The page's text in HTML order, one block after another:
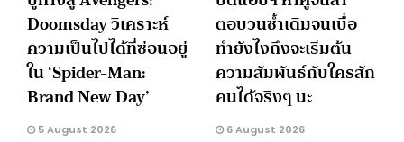
Doomsday วิเคราะห์
ความเป็นไปได้ที่ซ่อนอยู่
ใน ‘Spider-Man:
Brand New Day’
5 August 2026
ตอบวนซ้ำเดิมจนเบื่อ
ทำยังไงถึงจะเริ่มต้น
ความสัมพันธ์กับใครสัก
คนได้จริงๆ นะ
6 August 2026